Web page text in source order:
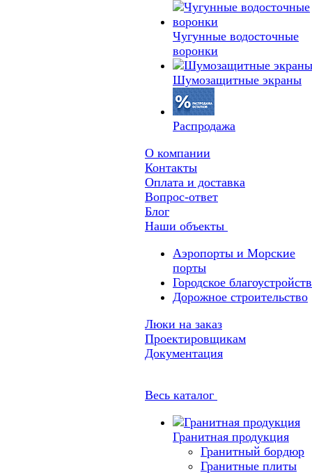
Чугунные водосточные
воронки
Шумозащитные экраны
Распродажа
О компании
Контакты
Оплата и доставка
Вопрос-ответ
Блог
Наши объекты
Аэропорты и Морские
порты
Городское
Дорожное строительство
Люки на заказ
Проектировщикам
Документация
Весь каталог
Гранитная продукция
Гранитный бордюр
Гранитные плиты